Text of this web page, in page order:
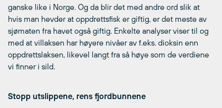
ganske like i Norge. Og da blir det med andre ord slik at
hvis man hevder at oppdrettsfisk er giftig, er det meste av
sjømaten fra havet også giftig. Enkelte analyser viser til og
med at villaksen har høyere nivåer av f.eks. dioksin enn
oppdrettslaksen, likevel langt fra så høye som de verdiene
vi finner i sild.
Stopp utslippene, rens fjordbunnene